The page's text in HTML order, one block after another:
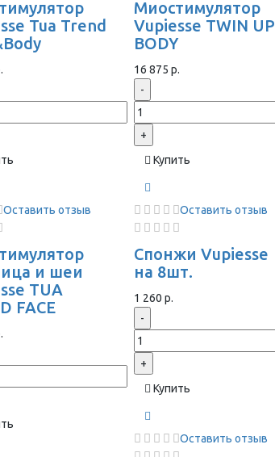
Tua Trend
Оставить отзыв
Миостимулятор
Vupiesse TWIN UP
BODY
16 875 р.
-
+
Купить
Оставить отзыв
и шеи
TUA
FACE
Спонжи Vupiesse
на 8шт.
1 260 р.
-
+
Купить
Оставить отзыв